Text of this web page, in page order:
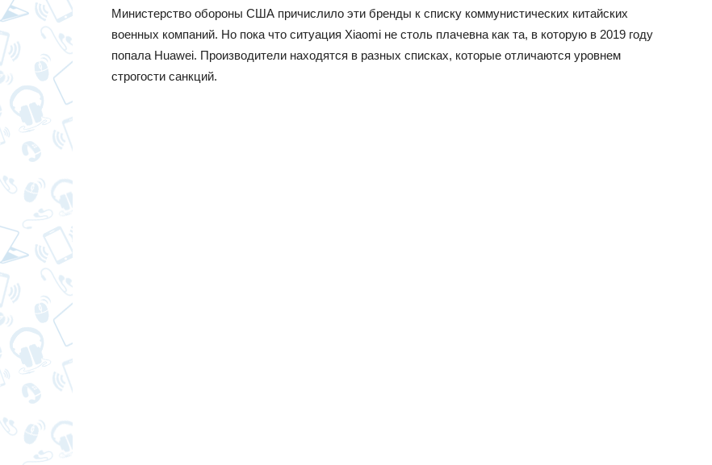
Министерство обороны США причислило эти бренды к списку коммунистических китайских
военных компаний. Но пока что ситуация Xiaomi не столь плачевна как та, в которую в 2019 году
попала Huawei. Производители находятся в разных списках, которые отличаются уровнем
строгости санкций.